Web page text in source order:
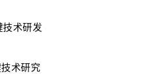
技术研发
术研究